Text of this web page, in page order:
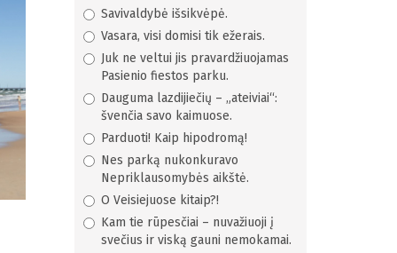
Savivaldybė išsikvėpė.
Vasara, visi domisi tik ežerais.
Juk ne veltui jis pravardžiuojamas
Pasienio fiestos parku.
Dauguma lazdijiečių – „ateiviai“:
švenčia savo kaimuose.
Parduoti! Kaip hipodromą!
Nes parką nukonkuravo
Nepriklausomybės aikštė.
O Veisiejuose kitaip?!
Kam tie rūpesčiai – nuvažiuoji į
svečius ir viską gauni nemokamai.